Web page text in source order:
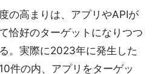
の高まりは、アプリやAPIが
恰好のターゲットになりつつ
。実際に2023年に発生した
件の内、アプリをターゲッ